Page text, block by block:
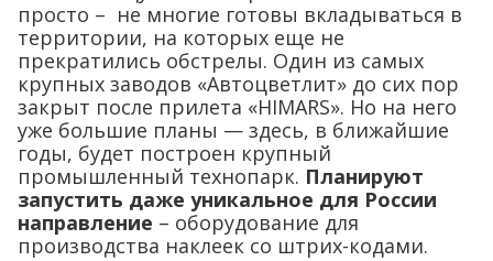
просто – не многие готовы вкладываться в
территории, на которых еще не
прекратились обстрелы. Один из самых
крупных заводов «Автоцветлит» до сих пор
закрыт после прилета «HIMARS». Но на него
уже большие планы — здесь, в ближайшие
годы, будет построен крупный
промышленный технопарк. Планируют
запустить даже уникальное для России
направление – оборудование для
производства наклеек со штрих-кодами.